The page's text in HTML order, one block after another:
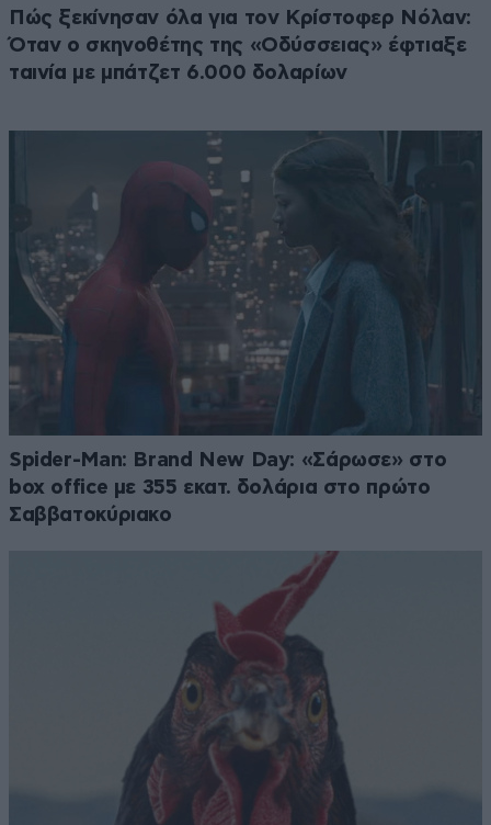
Πώς ξεκίνησαν όλα για τον Κρίστοφερ Νόλαν:
Όταν ο σκηνοθέτης της «Οδύσσειας» έφτιαξε
ταινία με μπάτζετ 6.000 δολαρίων
Spider-Man: Brand New Day: «Σάρωσε» στο
box office με 355 εκατ. δολάρια στο πρώτο
Σαββατοκύριακο